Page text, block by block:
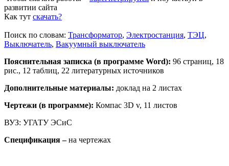
развитии сайта
Как тут скачать?
Поиск по словам: Трансформатор, Электростанция, ТЭЦ,
Выключатель, Вакуумный выключатель
Пояснительная записка (в программе Word): 96 страниц, 18
рис., 12 таблиц, 22 литературных источников
Дополнительные материалы: доклад на 2 листах
Чертежи (в программе): Компас 3D v, 11 листов
ВУЗ: УГАТУ ЭСиС
Спецификация –на чертежах